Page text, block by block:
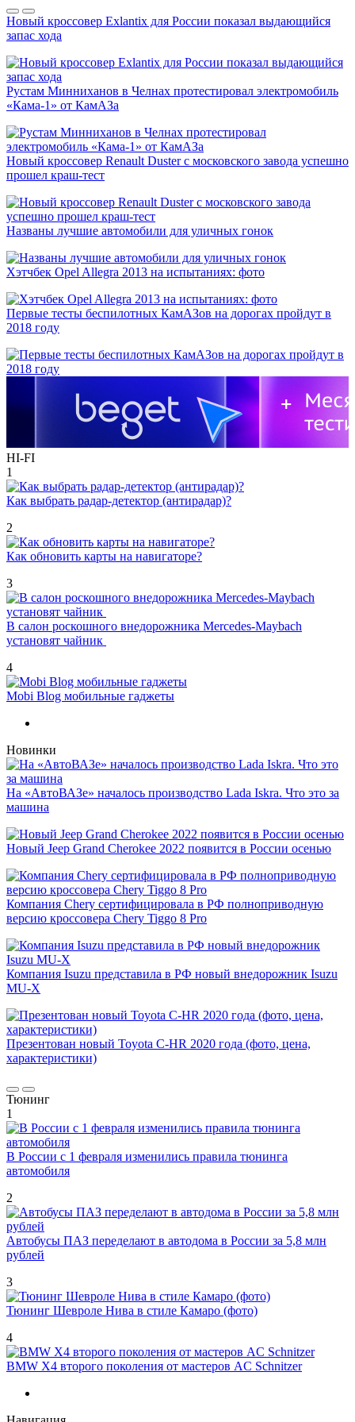
Новый кроссовер Exlantix для России показал выдающийся
запас хода
Рустам Минниханов в Челнах протестировал электромобиль
«Кама-1» от КамАЗа
Новый кроссовер Renault Duster с московского завода успешно
прошел краш-тест
Названы лучшие автомобили для уличных гонок
Хэтчбек Opel Allegra 2013 на испытаниях: фото
Первые тесты беспилотных КамАЗов на дорогах пройдут в
2018 году
HI-FI
1
Как выбрать радар-детектор (антирадар)?
2
Как обновить карты на навигаторе?
3
В салон роскошного внедорожника Mercedes-Maybach
установят чайник
4
Mobi Blog мобильные гаджеты
Новинки
На «АвтоВАЗе» началось производство Lada Iskra. Что это за
машина
Новый Jeep Grand Cherokee 2022 появится в России осенью
Компания Chery сертифицировала в РФ полноприводную
версию кроссовера Chery Tiggo 8 Pro
Компания Isuzu представила в РФ новый внедорожник Isuzu
MU-X
Презентован новый Toyota C-HR 2020 года (фото, цена,
характеристики)
Тюнинг
1
В России с 1 февраля изменились правила тюнинга
автомобиля
2
Автобусы ПАЗ переделают в автодома в России за 5,8 млн
рублей
3
Тюнинг Шевроле Нива в стиле Камаро (фото)
4
BMW X4 второго поколения от мастеров AC Schnitzer